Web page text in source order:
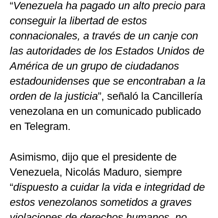
“Venezuela ha pagado un alto precio para
conseguir la libertad de estos
connacionales, a través de un canje con
las autoridades de los Estados Unidos de
América de un grupo de ciudadanos
estadounidenses que se encontraban a la
orden de la justicia”, señaló la Cancillería
venezolana en un comunicado publicado
en Telegram.
Asimismo, dijo que el presidente de
Venezuela, Nicolás Maduro, siempre
“dispuesto a cuidar la vida e integridad de
estos venezolanos sometidos a graves